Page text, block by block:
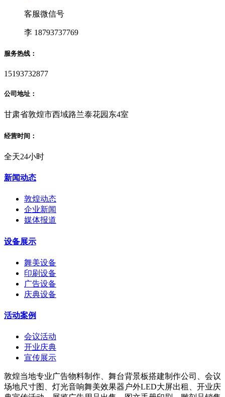
客服微信号
李 18793737769
服务热线：
15193732877
公司地址：
甘肃省敦煌市西域路兰泰花园东4室
经营时间：
全天24小时
新闻动态
敦煌动态
企业新闻
媒体报道
设备展示
舞美设备
印刷设备
广告设备
庆典设备
活动案例
会议活动
开业庆典
宣传展示
敦煌当地专业广告物料制作、舞台背景板搭建制作公司、会议
场地尺寸图、灯光音响舞美效果器户外LED大屏出租、开业庆